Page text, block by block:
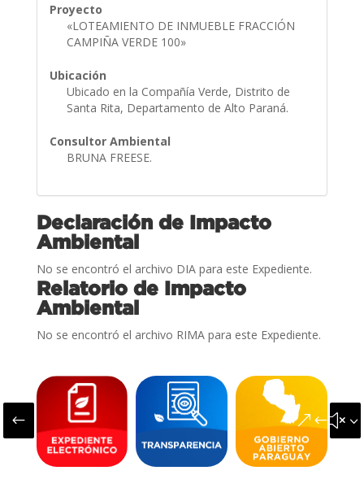
Proyecto
«LOTEAMIENTO DE INMUEBLE FRACCIÓN
CAMPIÑA VERDE 100»
Ubicación
Ubicado en la Compañía Verde, Distrito de
Santa Rita, Departamento de Alto Paraná.
Consultor Ambiental
BRUNA FREESE.
Declaración de Impacto
Ambiental
No se encontró el archivo DIA para este Expediente.
Relatorio de Impacto
Ambiental
No se encontró el archivo RIMA para este Expediente.
#